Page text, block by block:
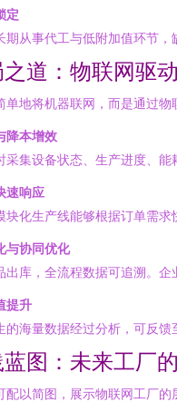
定
期从事代工与低附加值环节，
道：物联网驱
单地将机器联网，而是通过
降本增效
采集设备状态、生产进度、
速响应
块化生产线能够根据订单需
与协同优化
出库，全流程数据可追溯。
提升
的海量数据经过分析，可反
图：未来工厂
配以简图，展示物联网工厂